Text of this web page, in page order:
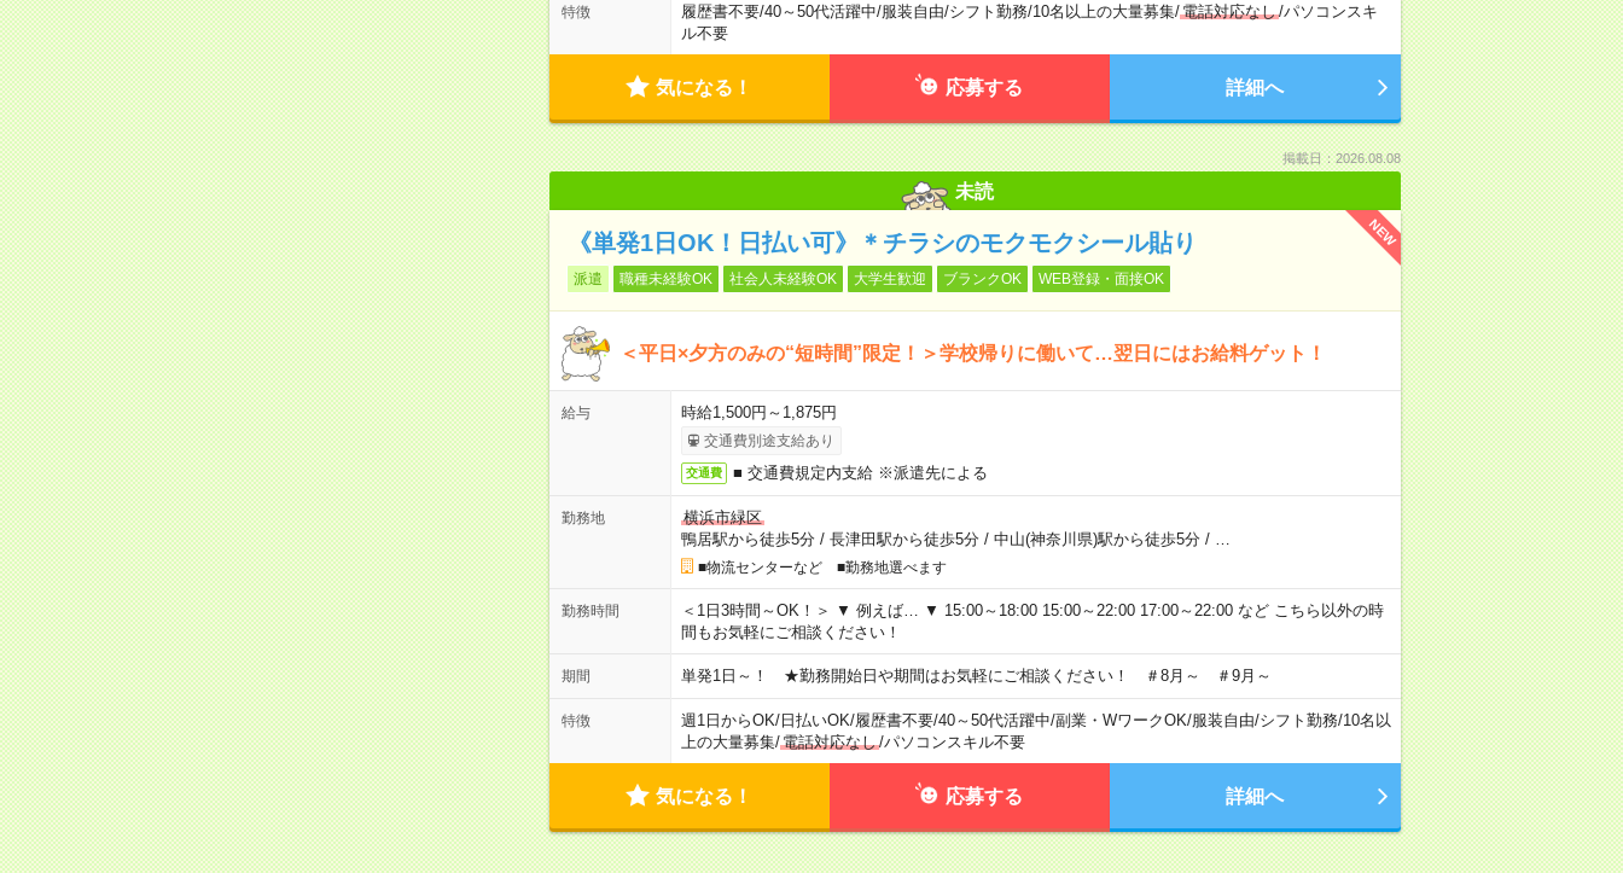
特徴 履歴書不要/40～50代活躍中/服装自由/シフト勤務/10名以上の大量募集/電話対応なし/パソコンスキ
ル不要
気になる！ 応募する 詳細へ
掲載日：2026.08.08
未読
NEW
《単発1日OK！日払い可》＊チラシのモクモクシール貼り
派遣 職種未経験OK 社会人未経験OK 大学生歓迎 ブランクOK WEB登録・面接OK
＜平日×夕方のみの“短時間”限定！＞学校帰りに働いて…翌日にはお給料ゲット！
給与 時給1,500円～1,875円
交通費別途支給あり
交通費 ■ 交通費規定内支給 ※派遣先による
勤務地
横浜市緑区
鴨居駅から徒歩5分/ 長津田駅から徒歩5分/ 中山(神奈川県)駅から徒歩5分/
■物流センターなど ■勤務地選べます
勤務時間
＜1日3時間～OK！＞ ▼ 例えば… ▼ 15:00～18:00 15:00～22:00 17:00～22:00 など こちら以外の時
間もお気軽にご相談ください！
期間 単発1日～！ ★勤務開始日や期間はお気軽にご相談ください！ ＃8月～ ＃9月～
特徴 週1日からOK/日払いOK/履歴書不要/40～50代活躍中/副業・WワークOK/服装自由/シフト勤務/10名以
上の大量募集/電話対応なし/パソコンスキル不要
気になる！ 応募する 詳細へ